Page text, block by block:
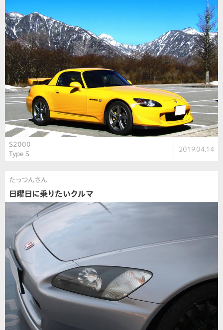
S2000
Type S
2019.04.14
たっつんさん
日曜日に乗りたいクルマ